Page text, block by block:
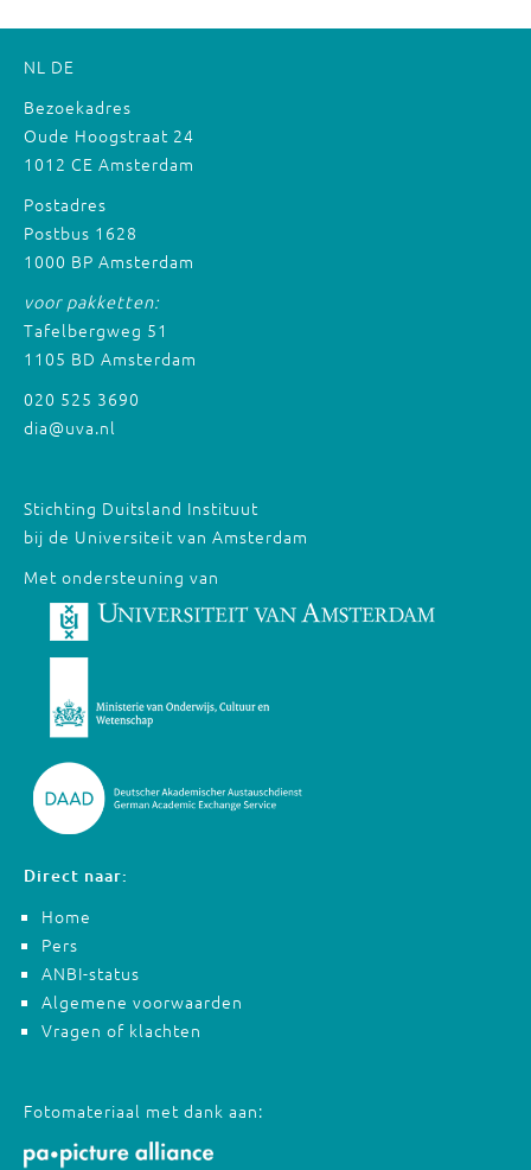
NL DE
Bezoekadres
Oude Hoogstraat 24
1012 CE Amsterdam
Postadres
Postbus 1628
1000 BP Amsterdam
voor pakketten:
Tafelbergweg 51
1105 BD Amsterdam
020 525 3690
dia@uva.nl
Stichting Duitsland Instituut
bij de Universiteit van Amsterdam
Met ondersteuning van
Direct naar:
Home
Pers
ANBI-status
Algemene voorwaarden
Vragen of klachten
Fotomateriaal met dank aan: